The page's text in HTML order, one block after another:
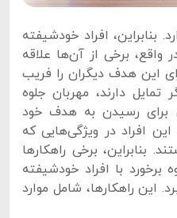
بنابراین، افراد خودشیفته
واقع، برخی از آن‌ها علاقه
این هدف دیگران را فریب
دارند، مهربان جلوه
برای رسیدن به هدف خود
افراد در ویژگی‌هایی که
بنابراین، برخی راهکارها
برخورد با افراد خودشیفته
این راهکارها، شامل موارد